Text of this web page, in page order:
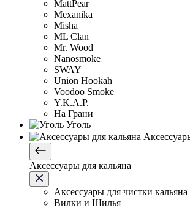
MattPear
Mexanika
Misha
ML Clan
Mr. Wood
Nanosmoke
SWAY
Union Hookah
Voodoo Smoke
Y.K.A.P.
На Грани
Уголь
Аксессуары для кальяна
Аксессуары для чистки кальяна
Вилки и Шилья